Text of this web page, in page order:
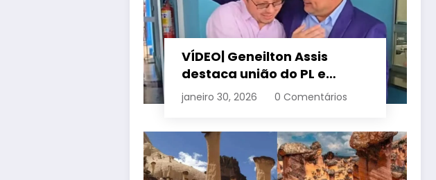
VÍDEO| Geneilton Assis
destaca união do PL e
consolidação de apoio a
Maycon Tombini em Jataí
janeiro 30, 2026 0 Comentários